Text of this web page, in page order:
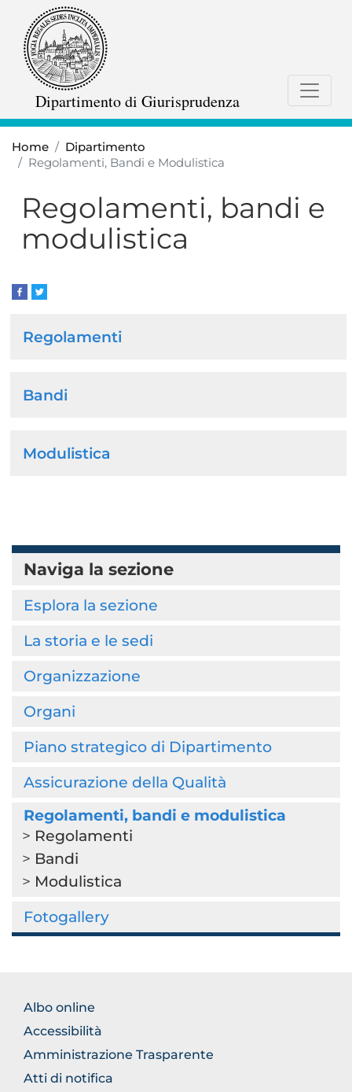
Dipartimento di Giurisprudenza
Home
Dipartimento
Regolamenti, Bandi e Modulistica
Regolamenti, bandi e
modulistica
Navigazione
principale
Regolamenti
Bandi
Modulistica
Naviga la sezione
Esplora la sezione
La storia e le sedi
Organizzazione
Organi
Piano strategico di Dipartimento
Assicurazione della Qualità
Regolamenti, bandi e modulistica
Regolamenti
Bandi
Modulistica
Fotogallery
FOOTER
NORMATIVA
Albo online
Accessibilità
Amministrazione Trasparente
Atti di notifica